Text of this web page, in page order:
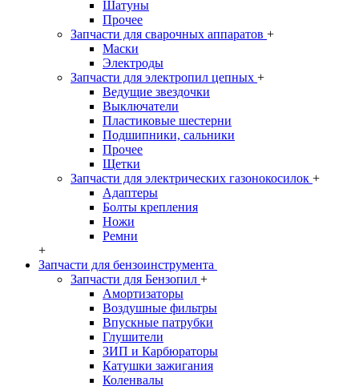
Шатуны
Прочее
Запчасти для сварочных аппаратов +
Маски
Электроды
Запчасти для электропил цепных +
Ведущие звездочки
Выключатели
Пластиковые шестерни
Подшипники, сальники
Прочее
Щетки
Запчасти для электрических газонокосилок +
Адаптеры
Болты крепления
Ножи
Ремни
+
Запчасти для бензоинструмента
Запчасти для Бензопил +
Амортизаторы
Воздушные фильтры
Впускные патрубки
Глушители
ЗИП и Карбюраторы
Катушки зажигания
Коленвалы